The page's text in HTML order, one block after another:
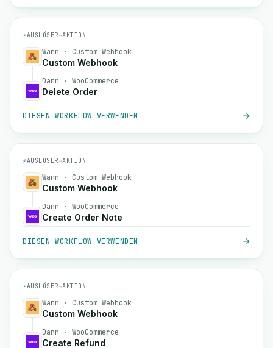
⚡AUSLÖSER→AKTION
Wann · Custom Webhook
Custom Webhook
Dann · WooCommerce
Delete Order
DIESEN WORKFLOW VERWENDEN
⚡AUSLÖSER→AKTION
Wann · Custom Webhook
Custom Webhook
Dann · WooCommerce
Create Order Note
DIESEN WORKFLOW VERWENDEN
⚡AUSLÖSER→AKTION
Wann · Custom Webhook
Custom Webhook
Dann · WooCommerce
Create Refund